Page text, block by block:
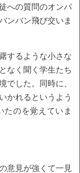
への質問のオンパ
ンバン飛び交いま
するような小さな
なく聞く学生たち
でした。同時に、
かれるというよう
たのを覚えていま
意見が強くて一見